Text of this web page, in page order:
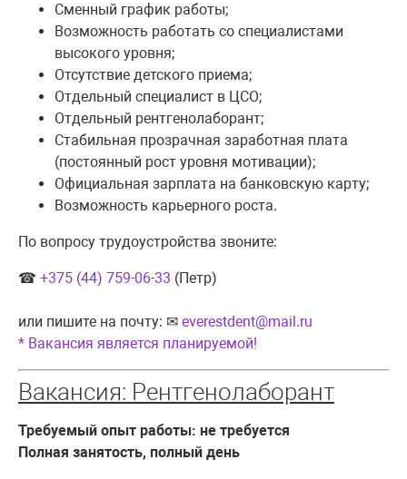
Сменный график работы;
Возможность работать со специалистами
высокого уровня;
Отсутствие детского приема;
Отдельный специалист в ЦСО;
Отдельный рентгенолаборант;
Стабильная прозрачная заработная плата
(постоянный рост уровня мотивации);
Официальная зарплата на банковскую карту;
Возможность карьерного роста.
По вопросу трудоустройства звоните:
☎ +375 (44) 759-06-33 (Петр)
или пишите на почту: ✉ everestdent@mail.ru
* Вакансия является планируемой!
Вакансия: Рентгенолаборант
Требуемый опыт работы: не требуется
Полная занятость, полный день